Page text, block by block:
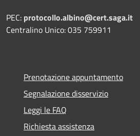
PEC: protocollo.albino@cert.saga.it
Centralino Unico: 035 759911
Prenotazione appuntamento
Segnalazione disservizio
Leggi le FAQ
Richiesta assistenza